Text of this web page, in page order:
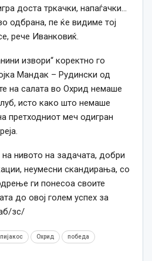
доста тркачки, напаѓачки…
одбрана, пе ќе видиме тој
рече Иванковиќ.
извори“ коректно го
Мандак – Рудински од
на салата во Охрид немаше
исто како што немаше
претходниот меч одигран
нивото на задачата, добри
неумесни скандирања, со
ги понесоа своите
до овој голем успех за
зс/
Охрид победа